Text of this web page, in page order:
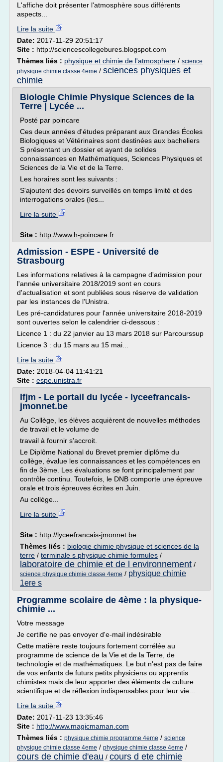
L'affiche doit présenter l'atmosphère sous différents
aspects...
Lire la suite
Date: 2017-11-29 20:51:17
Site : http://sciencescollegebures.blogspot.com
Thèmes liés : physique et chimie de l'atmosphere / science
physique chimie classe 4eme / sciences physiques et
chimie
Biologie Chimie Physique Sciences de la
Terre | Lycée ...
Posté par poincare
Ces deux années d'études préparant aux Grandes Écoles
Biologiques et Vétérinaires sont destinées aux bacheliers
S présentant un dossier et ayant de solides
connaissances en Mathématiques, Sciences Physiques et
Sciences de la Vie et de la Terre.
Les horaires sont les suivants :
S'ajoutent des devoirs surveillés en temps limité et des
interrogations orales (les...
Lire la suite
Site : http://www.h-poincare.fr
Admission - ESPE - Université de
Strasbourg
Les informations relatives à la campagne d'admission pour
l'année universitaire 2018/2019 sont en cours
d'actualisation et sont publiées sous réserve de validation
par les instances de l'Unistra.
Les pré-candidatures pour l'année universitaire 2018-2019
sont ouvertes selon le calendrier ci-dessous :
Licence 1 : du 22 janvier au 13 mars 2018 sur Parcourssup
Licence 3 : du 15 mars au 15 mai...
Lire la suite
Date: 2018-04-04 11:41:21
Site : espe.unistra.fr
lfjm - Le portail du lycée - lyceefrancais-
jmonnet.be
Au Collège, les élèves acquièrent de nouvelles méthodes
de travail et le volume de
travail à fournir s'accroit.
Le Diplôme National du Brevet premier diplôme du
collège, évalue les connaissances et les compétences en
fin de 3ème. Les évaluations se font principalement par
contrôle continu. Toutefois, le DNB comporte une épreuve
orale et trois épreuves écrites en Juin.
Au collège...
Lire la suite
Site : http://lyceefrancais-jmonnet.be
Thèmes liés : biologie chimie physique et sciences de la
terre / terminale s physique chimie formules /
laboratoire de chimie et de l environnement /
science physique chimie classe 4eme / physique chimie
1ere s
Programme scolaire de 4ème : la physique-
chimie ...
Votre message
Je certifie ne pas envoyer d'e-mail indésirable
Cette matière reste toujours fortement corrélée au
programme de science de la Vie et de la Terre, de
technologie et de mathématiques. Le but n'est pas de faire
de vos enfants de futurs petits physiciens ou apprentis
chimistes mais de leur apporter des éléments de culture
scientifique et de réflexion indispensables pour leur vie...
Lire la suite
Date: 2017-11-23 13:35:46
Site : http://www.magicmaman.com
Thèmes liés : physique chimie programme 4eme / science
physique chimie classe 4eme / physique chimie classe 4eme /
cours de chimie d'eau / cours d ete chimie